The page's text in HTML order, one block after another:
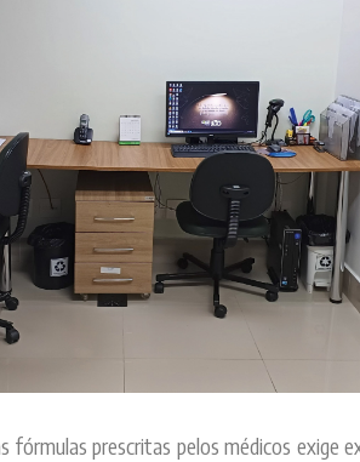
fórmulas prescritas pelos médicos exige